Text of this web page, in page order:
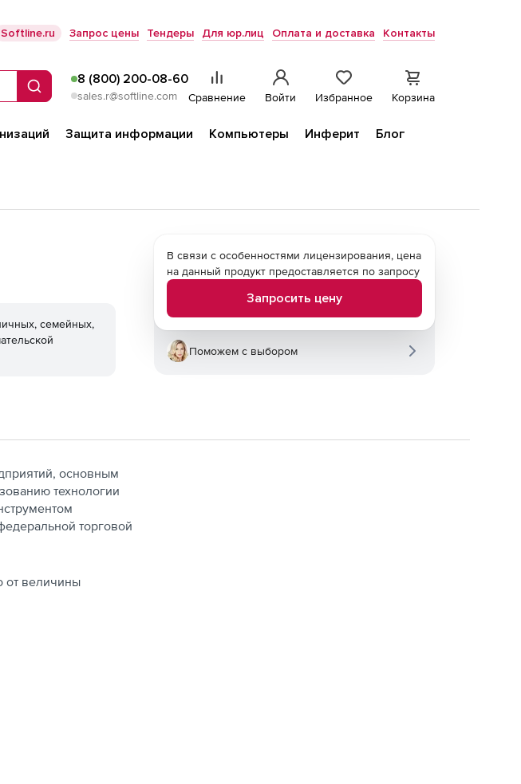
Softline.ru Запрос цены Тендеры Для юр.лиц Оплата и доставка Контакты
Поиск
8 (800) 200-08-60
sales.r@softline.com Сравнение Войти Избранное Корзина
Защита информации Компьютеры Инферит
Блог
семейных,
В связи с особенностями лицензирования, цена
на данный продукт предоставляется по запросу
Запросить цену
Поможем с выбором
основным
технологии
торговой
от величины